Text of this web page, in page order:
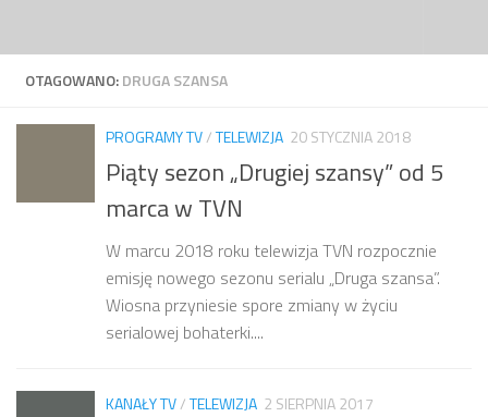
OTAGOWANO:DRUGA SZANSA
PROGRAMY TV/TELEWIZJA 20 STYCZNIA 2018
Piąty sezon „Drugiej szansy” od 5
marca w TVN
W marcu 2018 roku telewizja TVN rozpocznie
emisję nowego sezonu serialu „Druga szansa”.
Wiosna przyniesie spore zmiany w życiu
serialowej bohaterki....
KANAŁY TV/TELEWIZJA 2 SIERPNIA 2017